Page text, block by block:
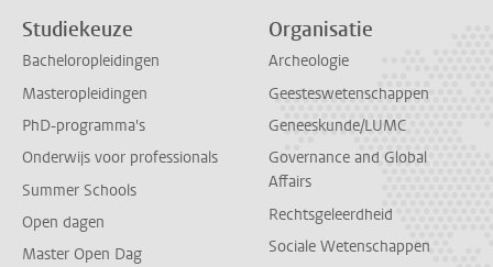
Studiekeuze
Bacheloropleidingen
Masteropleidingen
PhD-programma's
Onderwijs voor professionals
Summer Schools
Open dagen
Master Open Dag
Organisatie
Archeologie
Geesteswetenschappen
Geneeskunde/LUMC
Governance and Global
Affairs
Rechtsgeleerdheid
Sociale Wetenschappen